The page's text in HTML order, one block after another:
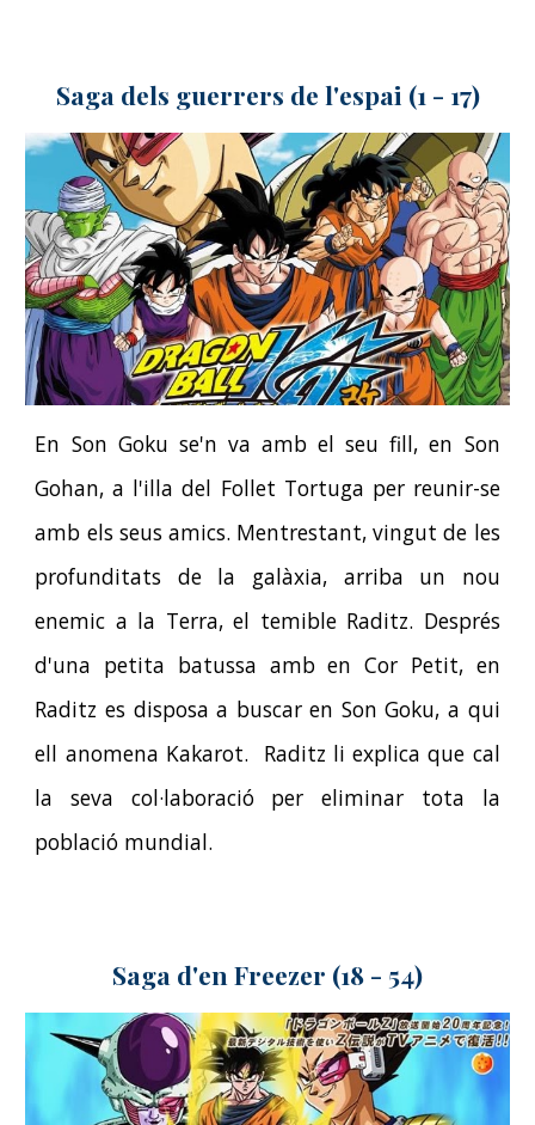
Saga dels guerrers de l'espai (1 - 17)
En Son Goku se'n va amb el seu fill, en Son
Gohan, a l'illa del Follet Tortuga per reunir-se
amb els seus amics. Mentrestant, vingut de les
profunditats de la galàxia, arriba un nou
enemic a la Terra, el temible Raditz. Després
d'una petita batussa amb en Cor Petit, en
Raditz es disposa a buscar en Son Goku, a qui
ell anomena Kakarot. Raditz li explica que cal
la seva col·laboració per eliminar tota la
població mundial.
Saga d'en Freezer (18 - 54)